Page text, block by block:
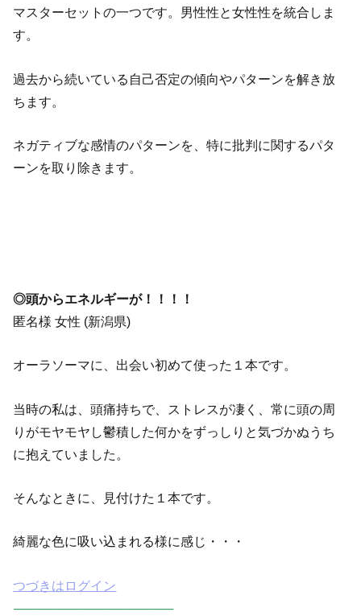
マスターセットの一つです。男性性と女性性を統合しま
す。
過去から続いている自己否定の傾向やパターンを解き放
ちます。
ネガティブな感情のパターンを、特に批判に関するパタ
ーンを取り除きます。
◎頭からエネルギーが！！！！
匿名様 女性 (新潟県)
オーラソーマに、出会い初めて使った１本です。
当時の私は、頭痛持ちで、ストレスが凄く、常に頭の周
りがモヤモヤし鬱積した何かをずっしりと気づかぬうち
に抱えていました。
そんなときに、見付けた１本です。
綺麗な色に吸い込まれる様に感じ・・・
つづきはログイン
──────────────────